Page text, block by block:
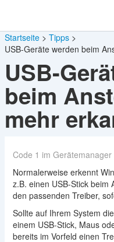
Startseite
Tipps
USB-Geräte werden beim
USB-
beim
mehr
Code 1 im Gerätemanager
Normalerweise erkennt
z.B. einen USB-Stick beim
den passenden Treiber,
Sollte auf Ihrem System
einem USB-Stick, Maus
bereits im Vorfeld einen